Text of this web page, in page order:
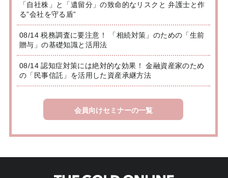
「自社株」と「遺留分」の致命的なリスクと 弁護士と作
る”会社を守る盾”
08/14 税務調査に要注意！ 「相続対策」のための「生前
贈与」の基礎知識と活用法
08/14 認知症対策には絶対的な効果！ 金融資産家のため
の「民事信託」を活用した資産承継方法
会員向けセミナーの一覧